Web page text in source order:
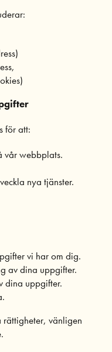
för att:
vår webbplats.
nya tjänster.
vi har om dig.
av dina uppgifter.
dina uppgifter.
vänligen